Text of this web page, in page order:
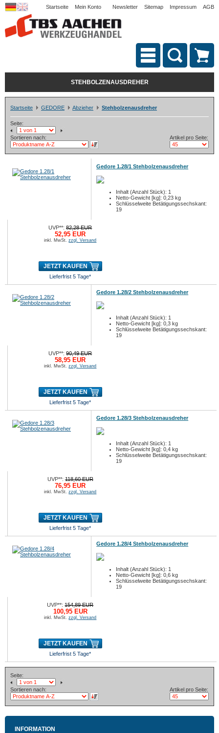
Startseite Mein Konto Newsletter Sitemap Impressum AGB
STEHBOLZENAUSDREHER
Startseite GEDORE Abzieher Stehbolzenausdreher
Seite:
Sortieren nach: Artikel pro Seite:
Gedore 1.28/1 Stehbolzenausdreher
Inhalt (Anzahl Stück): 1
Netto-Gewicht [kg]: 0,23 kg
Schlüsselweite Betätigungssechskant:
19
UVP**:82,28 EUR
52,95 EUR
inkl. MwSt.zzgl. Versand
JETZT KAUFEN
Lieferfrist 5 Tage*
Gedore 1.28/2 Stehbolzenausdreher
Inhalt (Anzahl Stück): 1
Netto-Gewicht [kg]: 0,3 kg
Schlüsselweite Betätigungssechskant:
19
UVP**:90,49 EUR
58,95 EUR
inkl. MwSt.zzgl. Versand
JETZT KAUFEN
Lieferfrist 5 Tage*
Gedore 1.28/3 Stehbolzenausdreher
Inhalt (Anzahl Stück): 1
Netto-Gewicht [kg]: 0,4 kg
Schlüsselweite Betätigungssechskant:
19
UVP**:118,60 EUR
76,95 EUR
inkl. MwSt.zzgl. Versand
JETZT KAUFEN
Lieferfrist 5 Tage*
Gedore 1.28/4 Stehbolzenausdreher
Inhalt (Anzahl Stück): 1
Netto-Gewicht [kg]: 0,6 kg
Schlüsselweite Betätigungssechskant:
19
UVP**:154,89 EUR
100,95 EUR
inkl. MwSt.zzgl. Versand
JETZT KAUFEN
Lieferfrist 5 Tage*
Seite:
Sortieren nach: Artikel pro Seite:
INFORMATION